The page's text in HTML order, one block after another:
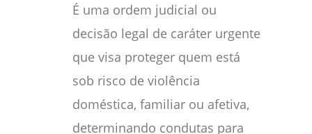
É uma ordem judicial ou
decisão legal de caráter urgente
que visa proteger quem está
sob risco de violência
doméstica, familiar ou afetiva,
determinando condutas para